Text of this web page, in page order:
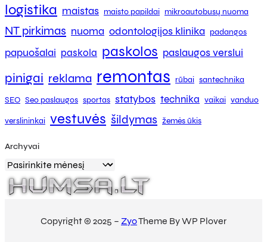
logistika maistas maisto papildai mikroautobusų nuoma
NT pirkimas nuoma odontologijos klinika padangos
papuošalai paskola paskolos paslaugos verslui
pinigai reklama remontas rūbai santechnika
SEO Seo paslaugos sportas statybos technika vaikai vanduo
verslininkai vestuvės šildymas žemės ūkis
Archyvai
Copyright © 2025 – ZyoTheme By WP Plover